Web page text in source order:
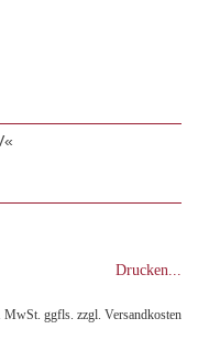
Drucken...
ggfls. zzgl. Versandkosten